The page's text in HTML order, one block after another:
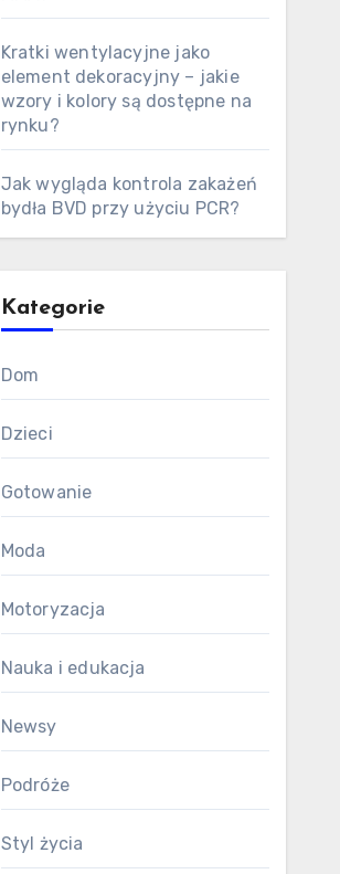
Kratki wentylacyjne jako
element dekoracyjny – jakie
wzory i kolory są dostępne na
rynku?
Jak wygląda kontrola zakażeń
bydła BVD przy użyciu PCR?
Kategorie
Dom
Dzieci
Gotowanie
Moda
Motoryzacja
Nauka i edukacja
Newsy
Podróże
Styl życia